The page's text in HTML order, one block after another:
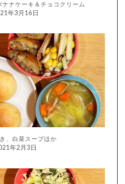
ナケーキ＆チョコクリーム
年3月16日
、白菜スープほか
年2月3日